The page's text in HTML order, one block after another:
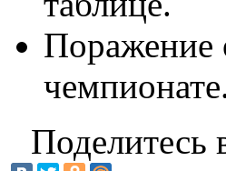
Поражение
Поделитесь